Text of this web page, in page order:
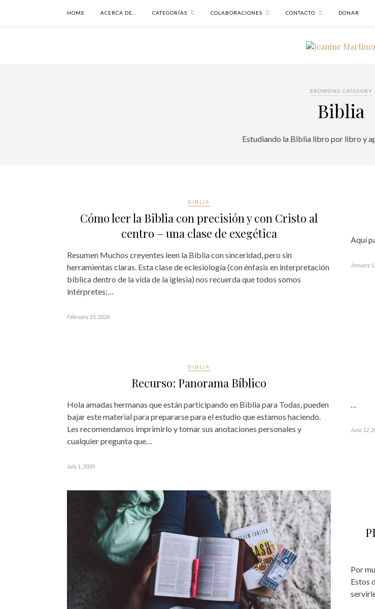
HOME ACERCA DE… CATEGORÍAS COLABORACIONES CONTACTO DONAR
BROWSING CATEGORY
Biblia
Estudiando la Biblia libro por libro y
BIBLIA
Cómo leer la Biblia con precisión y con Cristo al
centro – una clase de exegética
Resumen Muchos creyentes leen la Biblia con sinceridad, pero sin
herramientas claras. Esta clase de eclesiología (con énfasis en interpretación
bíblica dentro de la vida de la iglesia) nos recuerda que todos somos
intérpretes:…
February 10, 2026
Aquí
January
BIBLIA
Recurso: Panorama Bíblico
Hola amadas hermanas que están participando en Biblia para Todas, pueden
bajar este material para prepararse para el estudio que estamos haciendo.
Les recomendamos imprimirlo y tomar sus anotaciones personales y
cualquier pregunta que…
July 1, 2020
…
June 12,
Por
Estos